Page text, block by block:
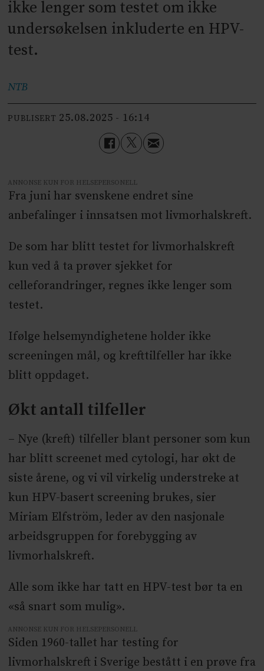
ikke lenger som testet om ikke
undersøkelsen inkluderte en HPV-
test.
NTB
PUBLISERT 25.08.2025 - 16:14
ANNONSE KUN FOR HELSEPERSONELL
Fra juni har svenskene endret sine
anbefalinger i innsatsen mot livmorhalskreft.
De som har blitt testet for livmorhalskreft
kun ved å ta prøver sjekket for
celleforandringer, regnes ikke lenger som
testet.
Ifølge helsemyndighetene holder ikke
screeningen mål, og krefttilfeller har ikke
blitt oppdaget.
Økt antall tilfeller
– Nye (kreft) tilfeller blant personer som kun
har blitt screenet med cytologi, har økt de
siste årene, og vi vil virkelig understreke at
kun HPV-basert screening brukes, sier
Miriam Elfström, leder av den nasjonale
arbeidsgruppen for forebygging av
livmorhalskreft.
Alle som ikke har tatt en HPV-test bør ta en
«så snart som mulig».
ANNONSE KUN FOR HELSEPERSONELL
Siden 1960-tallet har testing for
livmorhalskreft i Sverige bestått i en prøve fra